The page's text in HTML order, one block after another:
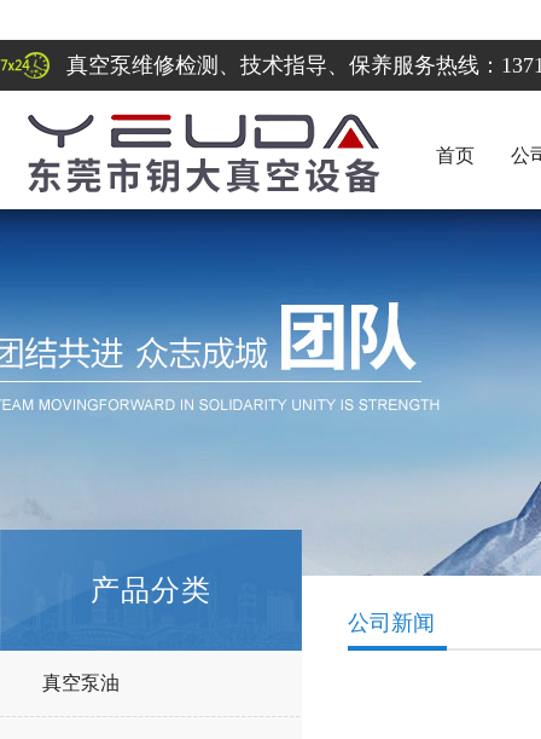
真空泵维修检测、技术指导、保养服务热线：
首页 公
产品分类
真空泵油
公司新闻